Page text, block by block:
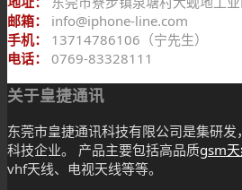
邮箱：
info@iphone-line.com
手机：
13714786106（宁先生）
电话：
0769-83328111
关于皇捷通讯
东莞市皇捷通讯科技有限公司是集研
科技企业。 产品主要包括高品质gsm
vhf天线、电视天线等等。